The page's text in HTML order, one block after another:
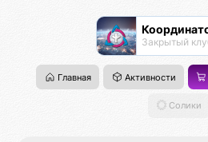
Главная Активности
Солики